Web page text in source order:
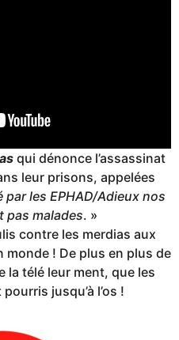
qui dénonce l’assassinat
leur prisons, appelées
les EPHAD/Adieux nos
pas malades. »
contre les merdias aux
! De plus en plus de
la télé leur ment, que les
jusqu’à l’os !